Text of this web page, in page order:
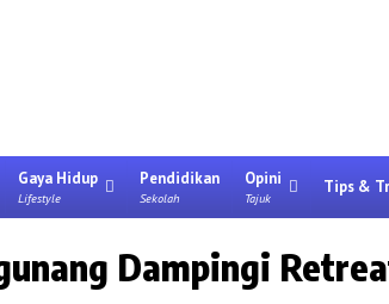
Gaya Hidup
Lifestyle
Pendidikan
Sekolah
Opini
Tajuk
Tips &
Dampingi